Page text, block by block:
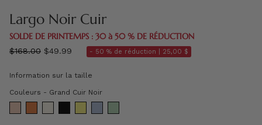
Largo Noir Cuir
SOLDE DE PRINTEMPS : 30 à 50 % DE RÉDUCTION
régulier
$168.00 $49.99 - 50 % de réduction | 25,00 $
Information sur la taille
Couleurs - Grand Cuir NoirCouleurs